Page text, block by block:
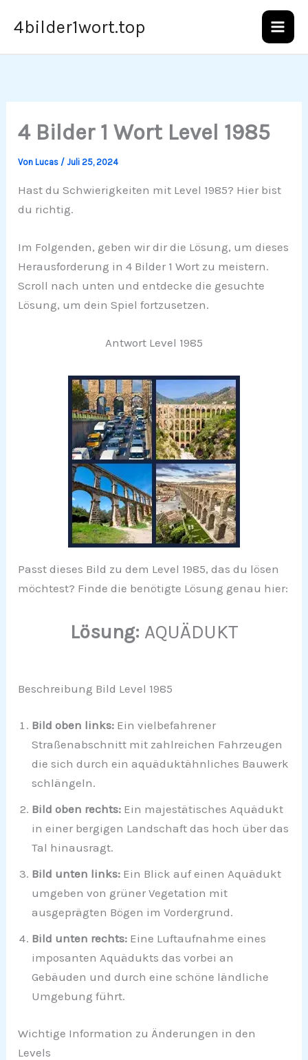
Inhalt
4bilder1wort.top
4 Bilder 1 Wort Level 1985
VonLucas /Juli 25, 2024
Hast du Schwierigkeiten mit Level 1985? Hier bist
du richtig.
Im Folgenden, geben wir dir die Lösung, um dieses
Herausforderung in 4 Bilder 1 Wort zu meistern.
Scroll nach unten und entdecke die gesuchte
Lösung, um dein Spiel fortzusetzen.
Antwort Level 1985
Passt dieses Bild zu dem Level 1985, das du lösen
möchtest? Finde die benötigte Lösung genau hier:
Lösung: AQUÄDUKT
Beschreibung Bild Level 1985
Bild oben links: Ein vielbefahrener
Straßenabschnitt mit zahlreichen Fahrzeugen
die sich durch ein aquäduktähnliches Bauwerk
schlängeln.
Bild oben rechts: Ein majestätisches Aquädukt
in einer bergigen Landschaft das hoch über das
Tal hinausragt.
Bild unten links: Ein Blick auf einen Aquädukt
umgeben von grüner Vegetation mit
ausgeprägten Bögen im Vordergrund.
Bild unten rechts: Eine Luftaufnahme eines
imposanten Aquädukts das vorbei an
Gebäuden und durch eine schöne ländliche
Umgebung führt.
Wichtige Information zu Änderungen in den
Levels